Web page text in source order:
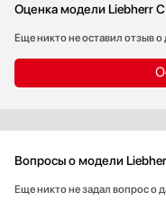
Оценка модели Liebherr
Еще никто не оставил отзыв
Вопросы о модели
Еще никто не задал вопрос о